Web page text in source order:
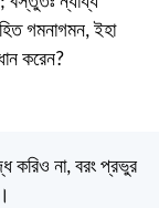
গমনাগমন, ইহা
করেন?
করিও না, বরং প্রভুর